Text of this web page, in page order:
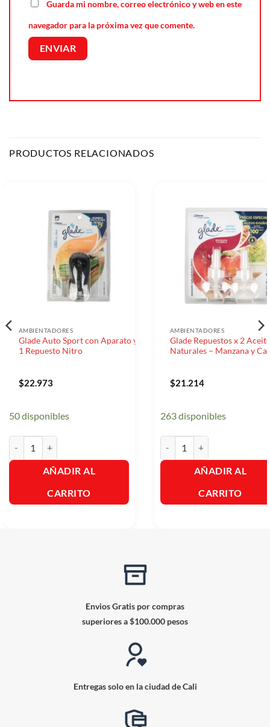
Guarda mi nombre, correo electrónico y web en este
navegador para la próxima vez que comente.
PRODUCTOS RELACIONADOS
AMBIENTADORES
Glade Auto Sport con Aparato y
1 Repuesto Nitro
$22.973
50 disponibles
AÑADIR AL
CARRITO
AMBIENTADORES
Glade Repuestos x 2
Naturales – Manzana y
$21.214
263 disponibles
AÑADIR AL
CARRITO
Envios Gratis por compras
superiores a $100.000 pesos
Entregas solo en la ciudad de Cali